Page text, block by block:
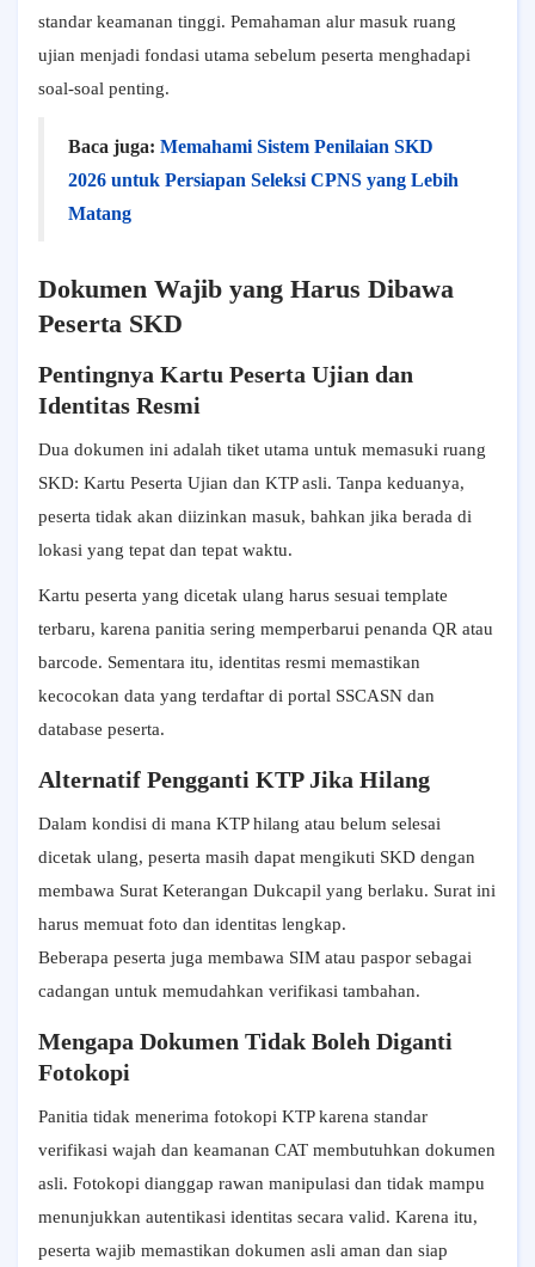
standar keamanan tinggi. Pemahaman alur masuk ruang
ujian menjadi fondasi utama sebelum peserta menghadapi
soal-soal penting.
Baca juga: Memahami Sistem Penilaian SKD
2026 untuk Persiapan Seleksi CPNS yang Lebih
Matang
Dokumen Wajib yang Harus Dibawa
Peserta SKD
Pentingnya Kartu Peserta Ujian dan
Identitas Resmi
Dua dokumen ini adalah tiket utama untuk memasuki ruang
SKD: Kartu Peserta Ujian dan KTP asli. Tanpa keduanya,
peserta tidak akan diizinkan masuk, bahkan jika berada di
lokasi yang tepat dan tepat waktu.
Kartu peserta yang dicetak ulang harus sesuai template
terbaru, karena panitia sering memperbarui penanda QR atau
barcode. Sementara itu, identitas resmi memastikan
kecocokan data yang terdaftar di portal SSCASN dan
database peserta.
Alternatif Pengganti KTP Jika Hilang
Dalam kondisi di mana KTP hilang atau belum selesai
dicetak ulang, peserta masih dapat mengikuti SKD dengan
membawa Surat Keterangan Dukcapil yang berlaku. Surat ini
harus memuat foto dan identitas lengkap.
Beberapa peserta juga membawa SIM atau paspor sebagai
cadangan untuk memudahkan verifikasi tambahan.
Mengapa Dokumen Tidak Boleh Diganti
Fotokopi
Panitia tidak menerima fotokopi KTP karena standar
verifikasi wajah dan keamanan CAT membutuhkan dokumen
asli. Fotokopi dianggap rawan manipulasi dan tidak mampu
menunjukkan autentikasi identitas secara valid. Karena itu,
peserta wajib memastikan dokumen asli aman dan siap